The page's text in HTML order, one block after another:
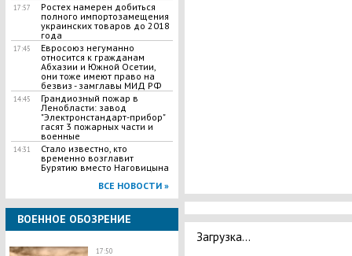
17:57
Ростех намерен добиться
полного импортозамещения
украинских товаров до 2018
года
17:45
Евросоюз негуманно
относится к гражданам
Абхазии и Южной Осетии,
они тоже имеют право на
безвиз - замглавы МИД РФ
14:45
Грандиозный пожар в
Ленобласти: завод
"Электронстандарт-прибор"
гасят 3 пожарных части и
военные
14:31
Стало известно, кто
временно возглавит
Бурятию вместо Наговицына
ВСЕ НОВОСТИ »
ВОЕННОЕ ОБОЗРЕНИЕ
17:50
Загрузка...